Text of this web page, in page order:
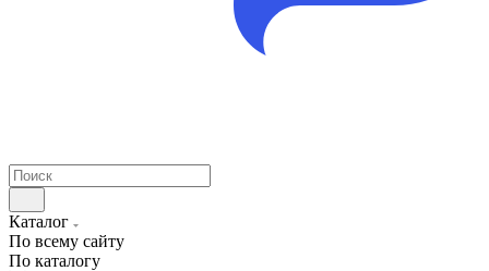
Каталог
По всему сайту
По каталогу